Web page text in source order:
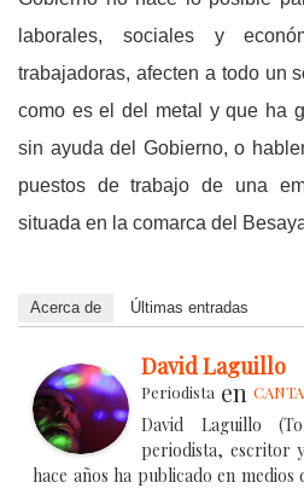
laborales, sociales y
trabajadoras, afecten a todo un
como es el del metal y que ha
sin ayuda del Gobierno, o
puestos de trabajo de una
situada en la comarca del
Acerca de Últimas entradas
David Laguillo
Periodista en
David Laguillo
periodista, escritor
hace años ha publicado en